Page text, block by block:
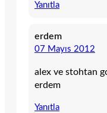
Yanıtla
erdem
07 Mayıs 2012
alex ve stohtan
erdem
Yanıtla